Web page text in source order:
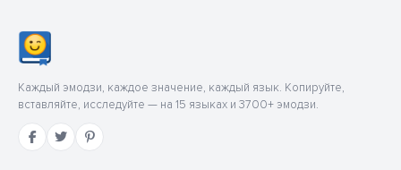
Каждый эмодзи, каждое значение, каждый язык. Копируйте,
вставляйте, исследуйте — на 15 языках и 3700+ эмодзи.